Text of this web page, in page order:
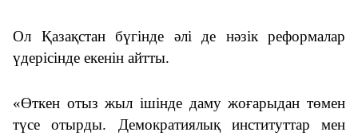
Ол Қазақстан бүгінде әлі де нәзік реформалар
үдерісінде екенін айтты.
«Өткен отыз жыл ішінде даму жоғарыдан төмен
түсе отырды. Демократиялық институттар мен